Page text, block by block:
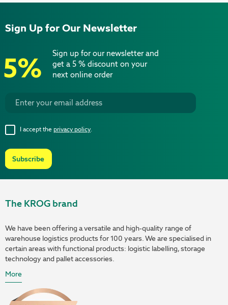
Sign Up for Our Newsletter
5%
Sign up for our newsletter and
get a 5 % discount on your
next online order
Subscribe
I accept the privacy policy.
The KROG brand
We have been offering a versatile and high-quality range of
warehouse logistics products for 100 years. We are specialised in
certain areas with functional products: logistic labelling, storage
technology and pallet accessories.
More